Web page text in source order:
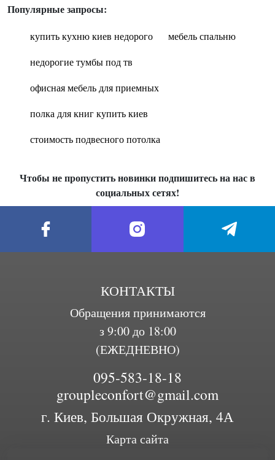
Популярные запросы:
купить кухню киев недорого
мебель спальню
недорогие тумбы под тв
офисная мебель для приемных
полка для книг купить киев
стоимость подвесного потолка
Чтобы не пропустить новинки подпишитесь на нас в
социальных сетях!
КОНТАКТЫ
Обращения принимаются
з 9:00 до 18:00
(ЕЖЕДНЕВНО)
095-583-18-18
groupleconfort@gmail.com
г. Киев, Большая Окружная, 4А
Карта сайта